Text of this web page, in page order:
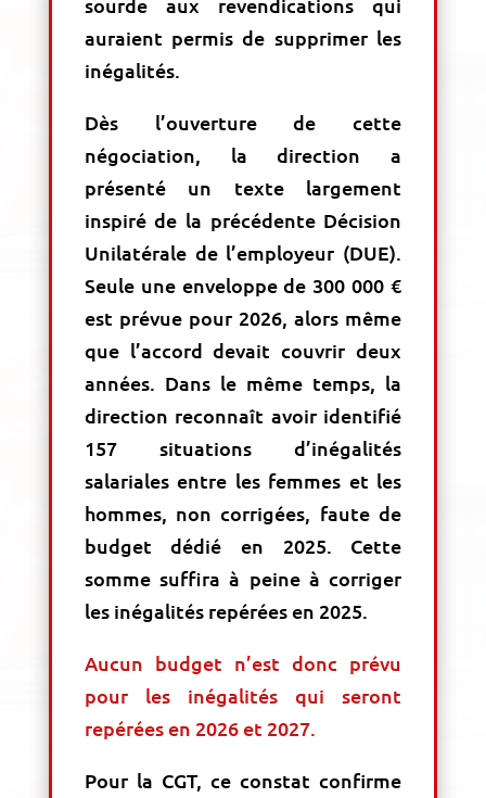
auraient permis de supprimer les
inégalités.
Dès l’ouverture de cette
négociation, la direction a
présenté un texte largement
inspiré de la précédente Décision
Unilatérale de l’employeur (DUE).
Seule une enveloppe de 300 000 €
est prévue pour 2026, alors même
que l’accord devait couvrir deux
années. Dans le même temps, la
direction reconnaît avoir identifié
157 situations d’inégalités
salariales entre les femmes et les
hommes, non corrigées, faute de
budget dédié en 2025. Cette
somme suffira à peine à corriger
les inégalités repérées en 2025.
Aucun budget n’est donc prévu
pour les inégalités qui seront
repérées en 2026 et 2027.
Pour la CGT, ce constat confirme